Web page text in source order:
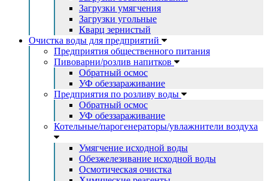
Загрузки умягчения
Загрузки угольные
Кварц зернистый
Очистка воды для предприятий
Предприятия общественного питания
Пивоварни/розлив напитков
Обратный осмос
УФ обеззараживание
Предприятия по розливу воды
Обратный осмос
УФ обеззараживание
Котельные/парогенераторы/увлажнители воздуха
Умягчение исходной воды
Обезжелезивание исходной воды
Осмотическая очистка